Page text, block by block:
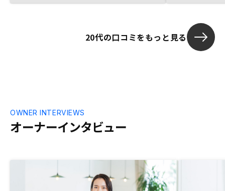
20代の口コミをもっと見る
オーナーインタビュー
OWNER INTERVIEWS